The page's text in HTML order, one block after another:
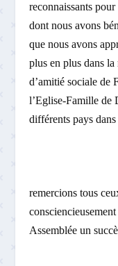
reconnaissants
dont nous avons
que nous avons
plus en plus dans
d’amitié sociale de
l’Eglise-Famille de
différents pays
remercions tous
Assemblée un